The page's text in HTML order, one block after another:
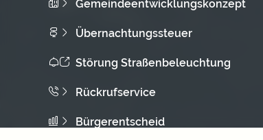
Gemeindeentwicklungskonzept
Übernachtungssteuer
Störung Straßenbeleuchtung
Rückrufservice
Bürgerentscheid